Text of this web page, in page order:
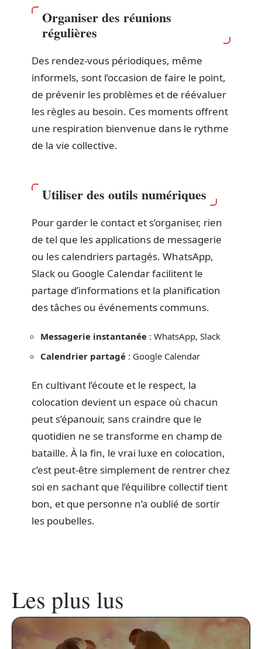
Organiser des réunions
régulières
Des rendez-vous périodiques, même
informels, sont l’occasion de faire le point,
de prévenir les problèmes et de réévaluer
les règles au besoin. Ces moments offrent
une respiration bienvenue dans le rythme
de la vie collective.
Utiliser des outils numériques
Pour garder le contact et s’organiser, rien
de tel que les applications de messagerie
ou les calendriers partagés. WhatsApp,
Slack ou Google Calendar facilitent le
partage d’informations et la planification
des tâches ou événements communs.
Messagerie instantanée : WhatsApp, Slack
Calendrier partagé : Google Calendar
En cultivant l’écoute et le respect, la
colocation devient un espace où chacun
peut s’épanouir, sans craindre que le
quotidien ne se transforme en champ de
bataille. À la fin, le vrai luxe en colocation,
c’est peut-être simplement de rentrer chez
soi en sachant que l’équilibre collectif tient
bon, et que personne n’a oublié de sortir
les poubelles.
Les plus lus